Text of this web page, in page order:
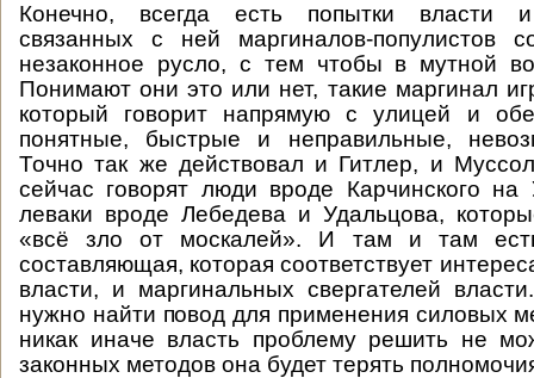
Конечно, всегда есть попытки власти
связанных с ней маргиналов-популистов
незаконное русло, с тем чтобы в мутной
Понимают они это или нет, такие маргинал
который говорит напрямую с улицей и
понятные, быстрые и неправильные,
Точно так же действовал и Гитлер, и
сейчас говорят люди вроде Карчинского
леваки вроде Лебедева и Удальцова,
«всё зло от москалей». И там и там есть
составляющая, которая соответствует
власти, и маргинальных свергателей
нужно найти повод для применения силовых
никак иначе власть проблему решить не
законных методов она будет терять